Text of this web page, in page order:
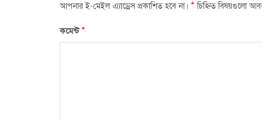
আপনার ই-মেইল এ্যাড্রেস প্রকাশিত হবে না। * চিহ্নিত বিষয়গুলো
কমেন্ট*